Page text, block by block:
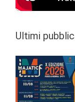
Ultimi